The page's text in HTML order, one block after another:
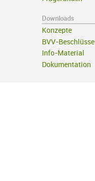
Downloads
Konzepte
BVV-Beschlüsse
Info-Material
Dokumentation